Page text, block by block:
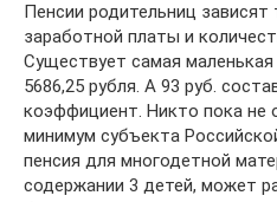
Пенсии родительниц
заработной платы и
Существует самая
5686,25 рубля. А 93 руб.
коэффициент. Никто пока не
минимум субъекта
пенсия для многодетной
содержании 3 детей, может